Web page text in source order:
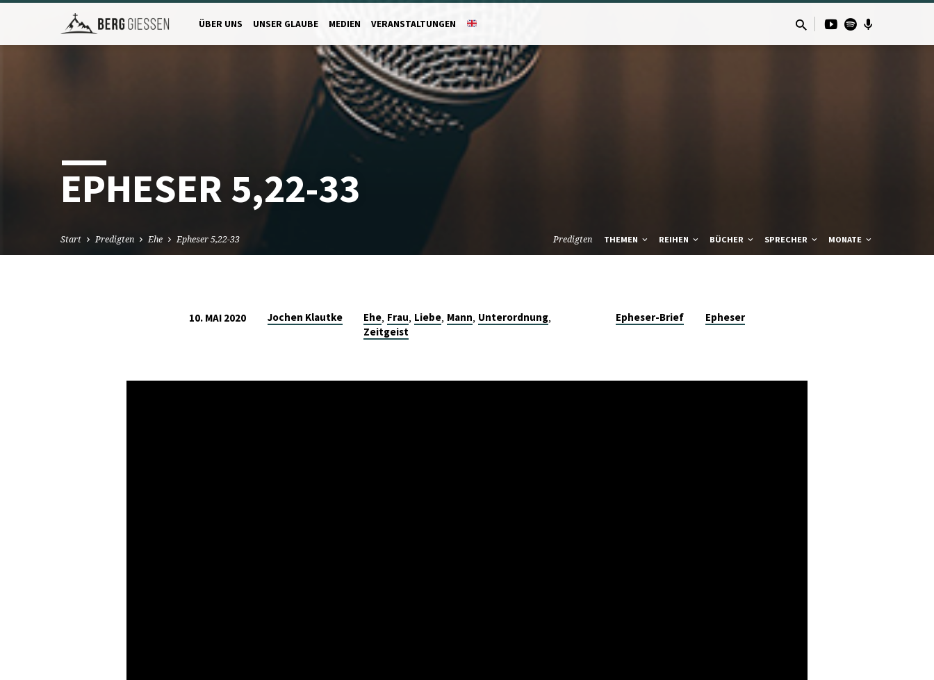
ÜBER UNS UNSER GLAUBE MEDIEN VERANSTALTUNGEN
EPHESER 5,22-33
Start Predigten Ehe Epheser 5,22-33 Predigten THEMEN REIHEN BÜCHER SPRECHER MONATE
5,22-
10. MAI 2020 Jochen Klautke Ehe, Frau, Liebe, Mann, Unterordnung,
Zeitgeist
Epheser-Brief Epheser